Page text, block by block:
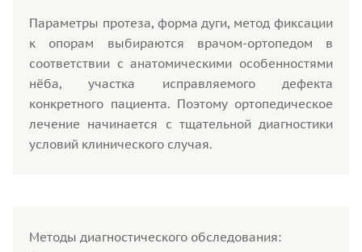
Параметры протеза, форма дуги, метод фиксации
к опорам выбираются врачом-ортопедом в
соответствии с анатомическими особенностями
нёба, участка исправляемого дефекта
конкретного пациента. Поэтому ортопедическое
лечение начинается с тщательной диагностики
условий клинического случая.
Методы диагностического обследования: